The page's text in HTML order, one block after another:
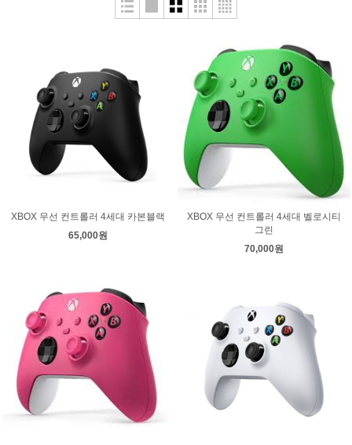
XBOX 무선 컨트롤러 4세대 카본블랙
65,000원
XBOX 무선 컨트롤러 4세대 벨로시티
그린
70,000원